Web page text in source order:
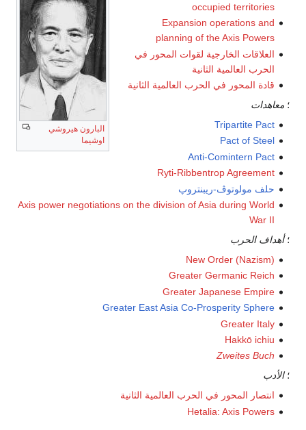
البارون هيروشي
اوشيما
occupied territories
Expansion operations and
planning of the Axis Powers
العلاقات الخارجية لقوات المحور في
الحرب العالمية الثانية
قادة المحور في الحرب العالمية الثانية
؛ معاهدات
Tripartite Pact
Pact of Steel
Anti-Comintern Pact
Ryti-Ribbentrop Agreement
حلف مولوتوڤ-ريبنتروپ
Axis power negotiations on the division of Asia during World
War II
؛أهداف الحرب
New Order (Nazism)
Greater Germanic Reich
Greater Japanese Empire
Greater East Asia Co-Prosperity Sphere
Greater Italy
Hakkō ichiu
Zweites Buch
؛الأدب
انتصار المحور في الحرب العالمية الثانية
Hetalia: Axis Powers